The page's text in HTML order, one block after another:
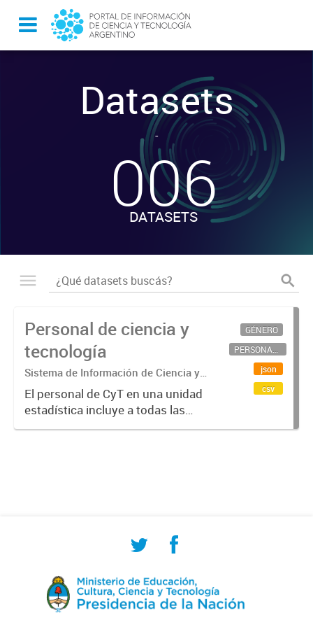
Datasets
-
006
DATASETS
Personal de ciencia y
tecnología
Sistema de Información de Ciencia y
Tecnología Argentino (SICYTAR)
El personal de CyT en una unidad
estadística incluye a todas las
personas involucradas
GÉNERO
PERSONAL CIENTÍFICO-TECNOLÓGICO
json
csv